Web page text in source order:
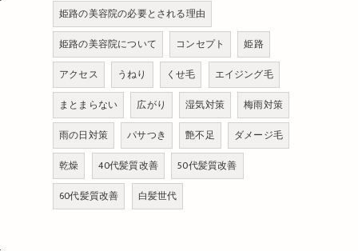
姫路の美容院の必要とされる理由
姫路の美容院について
コンセプト
姫路
アクセス
うねり くせ毛
エイジング毛
まとまらない
広がり 湿気対策
梅雨対策
雨の日対策
パサつき 艶不足
ダメージ毛
乾燥
40代髪質改善
50代髪質改善
60代髪質改善
白髪世代